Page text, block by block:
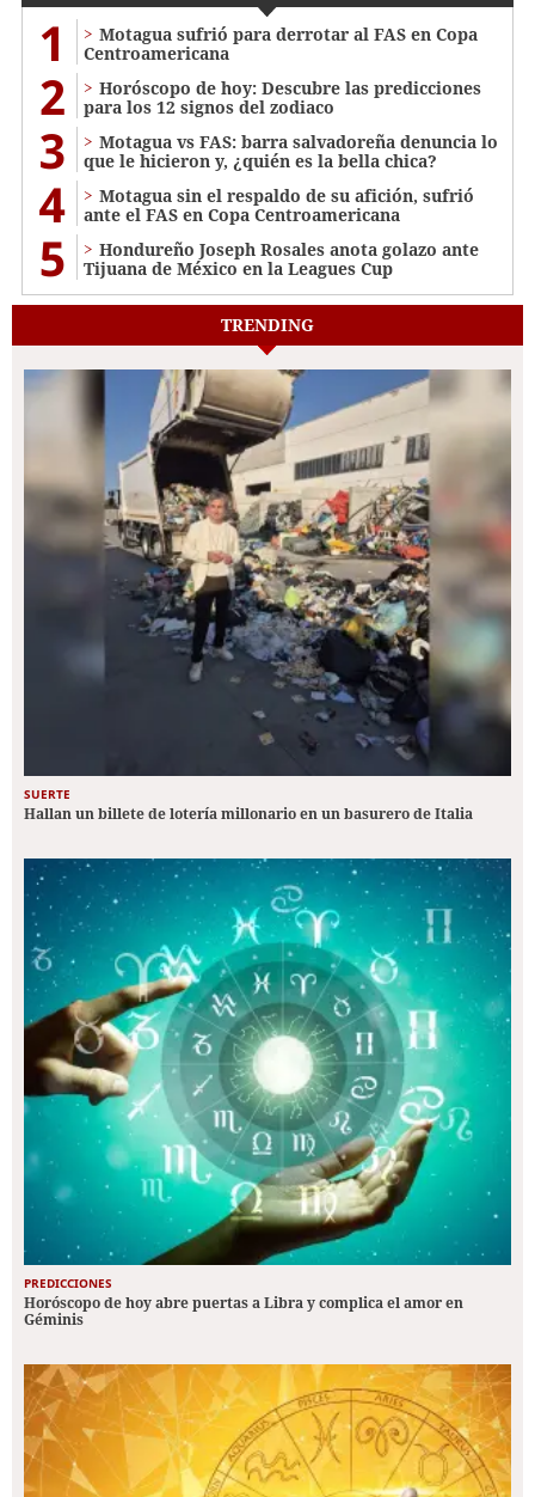
1
Motagua sufrió para derrotar al FAS en Copa
Centroamericana
2
Horóscopo de hoy: Descubre las predicciones
para los 12 signos del zodiaco
3
Motagua vs FAS: barra salvadoreña denuncia lo
que le hicieron y, ¿quién es la bella chica?
4
Motagua sin el respaldo de su afición, sufrió
ante el FAS en Copa Centroamericana
5
Hondureño Joseph Rosales anota golazo ante
Tijuana de México en la Leagues Cup
TRENDING
SUERTE
Hallan un billete de lotería millonario en un basurero de Italia
PREDICCIONES
Horóscopo de hoy abre puertas a Libra y complica el amor en
Géminis